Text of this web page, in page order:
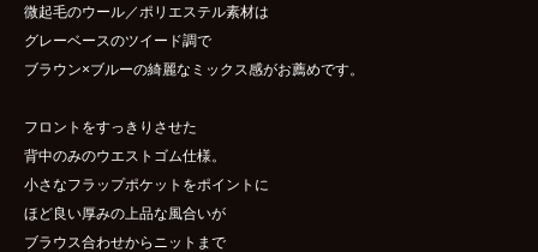
微起毛のウール／ポリエステル素材は
グレーベースのツイード調で
ブラウン×ブルーの綺麗なミックス感がお薦めです。
フロントをすっきりさせた
背中のみのウエストゴム仕様。
小さなフラップポケットをポイントに
ほど良い厚みの上品な風合いが
ブラウス合わせからニットまで